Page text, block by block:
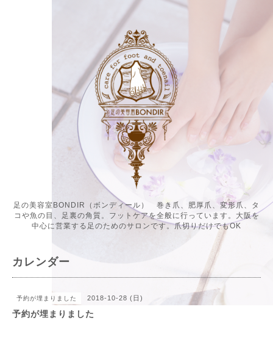
足の美容室BONDIR（ボンディール） 巻き爪、肥厚爪、変形爪、タ
コや魚の目、足裏の角質。フットケアを全般に行っています。大阪を
中心に営業する足のためのサロンです。爪切りだけでもOK
カレンダー
予約が埋まりました 2018-10-28 (日)
予約が埋まりました